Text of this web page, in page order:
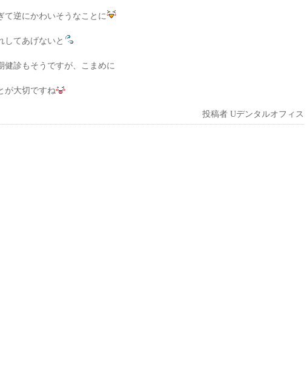
て逆にかわいそうなことに
してあげないと
健診もそうですが、こまめに
が大切ですね
投稿者 Uデンタルオフィス